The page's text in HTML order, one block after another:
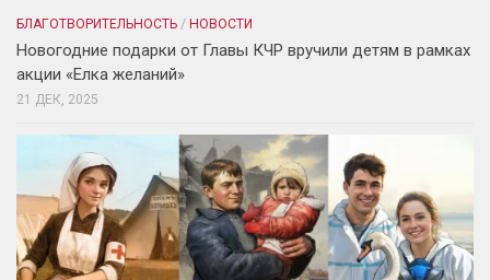
БЛАГОТВОРИТЕЛЬНОСТЬ / НОВОСТИ
Новогодние подарки от Главы КЧР вручили детям в рамках
акции «Елка желаний»
21 ДЕК, 2025